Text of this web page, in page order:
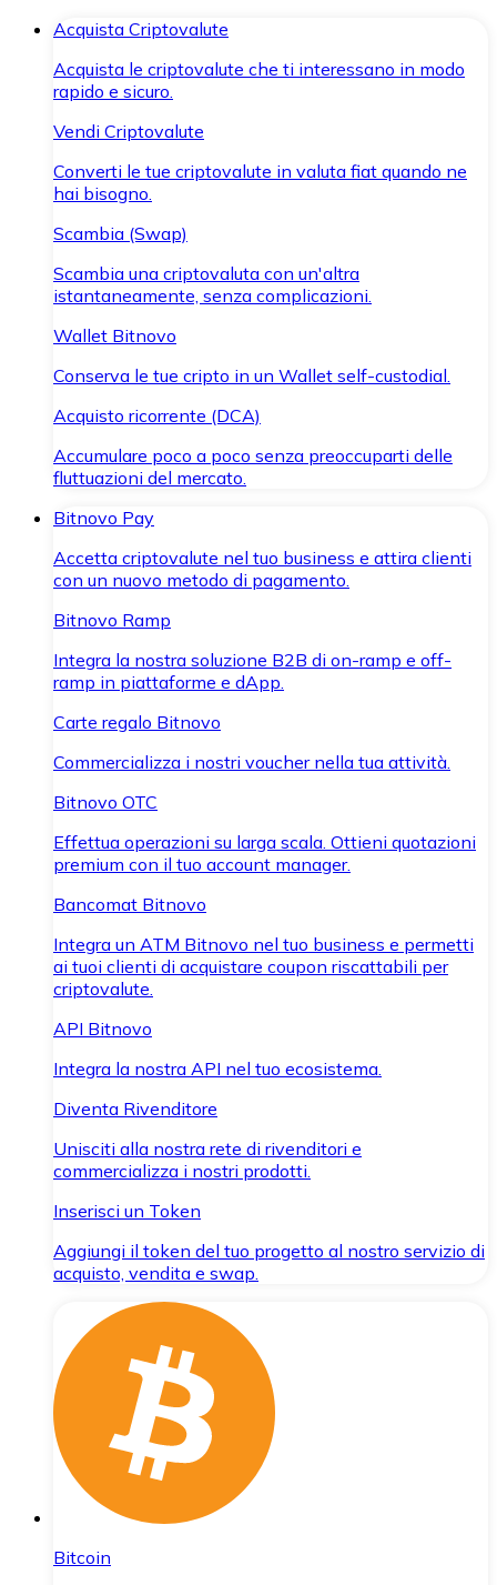
Acquista Criptovalute
Acquista le criptovalute che ti interessano in modo
rapido e sicuro.
Vendi Criptovalute
Converti le tue criptovalute in valuta fiat quando ne
hai bisogno.
Scambia (Swap)
Scambia una criptovaluta con un'altra
istantaneamente, senza complicazioni.
Wallet Bitnovo
Conserva le tue cripto in un Wallet self-custodial.
Acquisto ricorrente (DCA)
Accumulare poco a poco senza preoccuparti delle
fluttuazioni del mercato.
Bitnovo Pay
Accetta criptovalute nel tuo business e attira clienti
con un nuovo metodo di pagamento.
Bitnovo Ramp
Integra la nostra soluzione B2B di on-ramp e off-
ramp in piattaforme e dApp.
Carte regalo Bitnovo
Commercializza i nostri voucher nella tua attività.
Bitnovo OTC
Effettua operazioni su larga scala. Ottieni quotazioni
premium con il tuo account manager.
Bancomat Bitnovo
Integra un ATM Bitnovo nel tuo business e permetti
ai tuoi clienti di acquistare coupon riscattabili per
criptovalute.
API Bitnovo
Integra la nostra API nel tuo ecosistema.
Diventa Rivenditore
Unisciti alla nostra rete di rivenditori e
commercializza i nostri prodotti.
Inserisci un Token
Aggiungi il token del tuo progetto al nostro servizio di
acquisto, vendita e swap.
Bitcoin